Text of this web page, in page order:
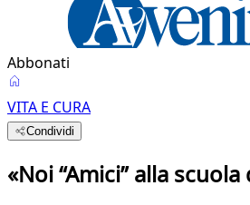
Abbonati
VITA E CURA
Condividi
«Noi “Amici” alla